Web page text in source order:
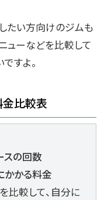
たい方向けのジムも
ューなどを比較して
すよ。
金比較表
スの回数
かかる料金
比較して、自分に